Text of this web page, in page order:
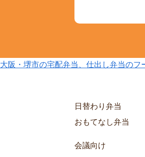
大阪・堺市の宅配弁当、仕出し弁当のフ
日替わり弁当
おもてなし弁当
会議向け